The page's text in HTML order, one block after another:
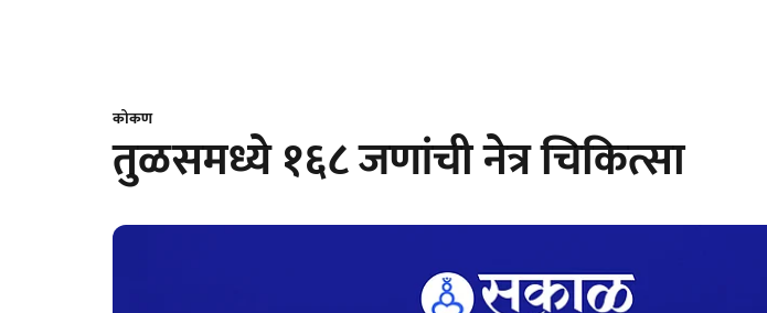
कोकण
तुळसमध्ये १६८ जणांची नेत्र चिकित्सा